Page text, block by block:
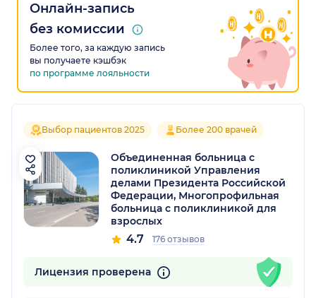
Онлайн-запись
без комиссии
Более того, за каждую запись
вы получаете кэшбэк
по программе лояльности
Выбор пациентов 2025 Более 200 врачей
Объединенная больница с
поликлиникой Управления
делами Президента Российской
Федерации, Многопрофильная
больница с поликлиникой для
взрослых
4.7 176 отзывов
Лицензия проверена